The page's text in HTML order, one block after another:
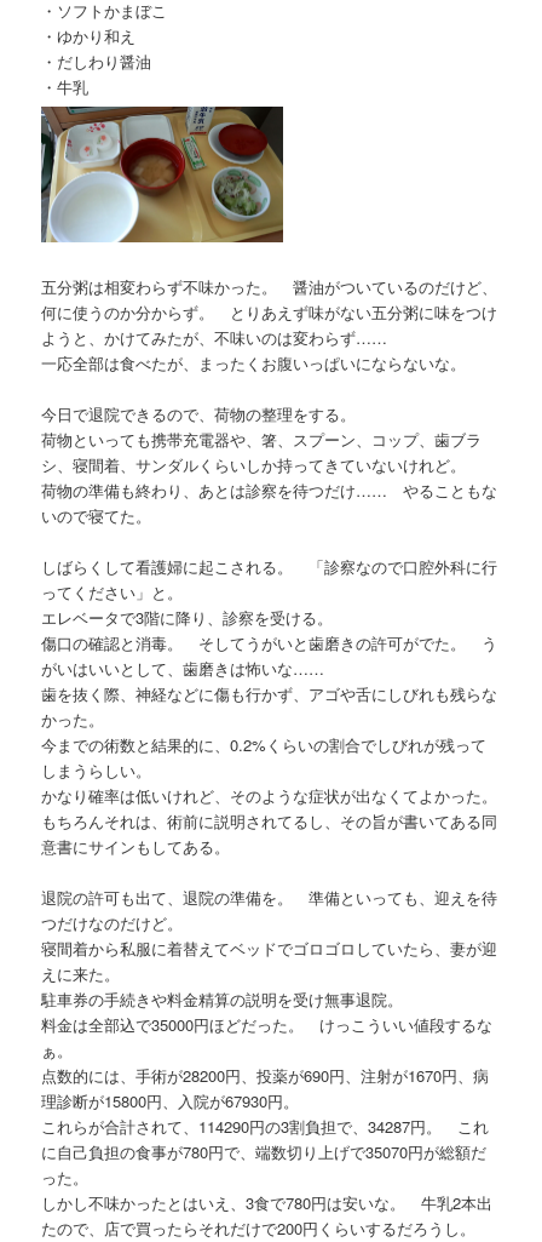
・ソフトかまぼこ
・ゆかり和え
・だしわり醤油
・牛乳
五分粥は相変わらず不味かった。 醤油がついているのだけど、
何に使うのか分からず。 とりあえず味がない五分粥に味をつけ
ようと、かけてみたが、不味いのは変わらず……
一応全部は食べたが、まったくお腹いっぱいにならないな。
今日で退院できるので、荷物の整理をする。
荷物といっても携帯充電器や、箸、スプーン、コップ、歯ブラ
シ、寝間着、サンダルくらいしか持ってきていないけれど。
荷物の準備も終わり、あとは診察を待つだけ…… やることもな
いので寝てた。
しばらくして看護婦に起こされる。 「診察なので口腔外科に行
ってください」と。
エレベータで3階に降り、診察を受ける。
傷口の確認と消毒。 そしてうがいと歯磨きの許可がでた。 う
がいはいいとして、歯磨きは怖いな……
歯を抜く際、神経などに傷も行かず、アゴや舌にしびれも残らな
かった。
今までの術数と結果的に、0.2%くらいの割合でしびれが残って
しまうらしい。
かなり確率は低いけれど、そのような症状が出なくてよかった。
もちろんそれは、術前に説明されてるし、その旨が書いてある同
意書にサインもしてある。
退院の許可も出て、退院の準備を。 準備といっても、迎えを待
つだけなのだけど。
寝間着から私服に着替えてベッドでゴロゴロしていたら、妻が迎
えに来た。
駐車券の手続きや料金精算の説明を受け無事退院。
料金は全部込で35000円ほどだった。 けっこういい値段するな
ぁ。
点数的には、手術が28200円、投薬が690円、注射が1670円、病
理診断が15800円、入院が67930円。
これらが合計されて、114290円の3割負担で、34287円。 これ
に自己負担の食事が780円で、端数切り上げで35070円が総額だ
った。
しかし不味かったとはいえ、3食で780円は安いな。 牛乳2本出
たので、店で買ったらそれだけで200円くらいするだろうし。